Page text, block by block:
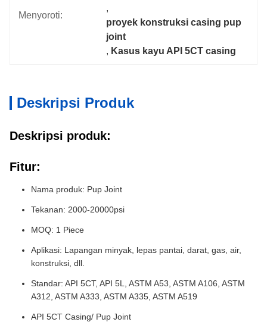
Menyoroti:
,
proyek konstruksi casing pup
joint
, Kasus kayu API 5CT casing
Deskripsi Produk
Deskripsi produk:
Fitur:
Nama produk: Pup Joint
Tekanan: 2000-20000psi
MOQ: 1 Piece
Aplikasi: Lapangan minyak, lepas pantai, darat, gas, air,
konstruksi, dll.
Standar: API 5CT, API 5L, ASTM A53, ASTM A106, ASTM
A312, ASTM A333, ASTM A335, ASTM A519
API 5CT Casing/ Pup Joint